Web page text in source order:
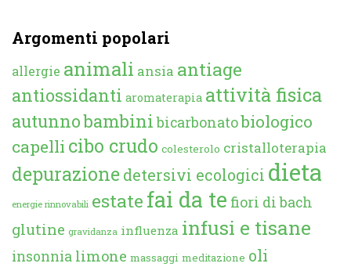
Argomenti popolari
allergie animali ansia antiage
antiossidanti aromaterapia attività fisica
autunnobambini bicarbonatobiologico
capelli cibo crudo colesterolo cristalloterapia
depurazione detersivi ecologici dieta
energie rinnovabili estate fai da te fiori di bach
glutine gravidanza influenza infusi e tisane
insonnia limone massaggi meditazione oli